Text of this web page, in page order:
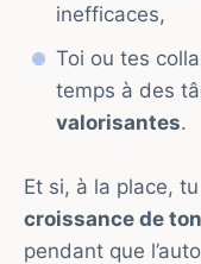
inefficaces,
Toi ou tes
temps à des
valorisantes.
Et si, à la place,
croissance de
pendant que